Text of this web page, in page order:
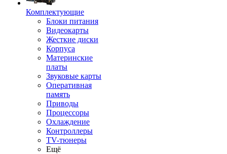
Комплектующие
Блоки питания
Видеокарты
Жесткие диски
Корпуса
Материнские
платы
Звуковые карты
Оперативная
память
Приводы
Процессоры
Охлаждение
Контроллеры
TV-тюнеры
Ещё